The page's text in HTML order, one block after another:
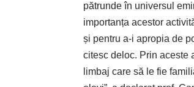
pătrunde în universul
importanța acestor
și pentru a-i apropia de
citesc deloc. Prin aceste
limbaj care să le fie